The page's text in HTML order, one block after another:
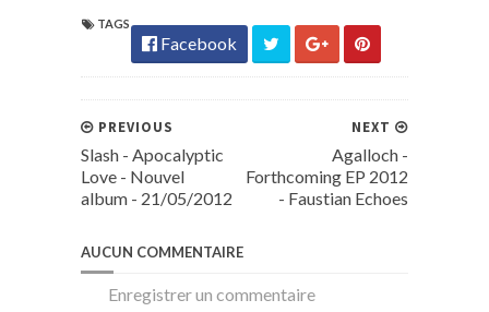
TAGS
Facebook
NEXT
Agalloch -
Forthcoming EP 2012
- Faustian Echoes
PREVIOUS
Slash - Apocalyptic
Love - Nouvel
album - 21/05/2012
AUCUN COMMENTAIRE
Enregistrer un commentaire